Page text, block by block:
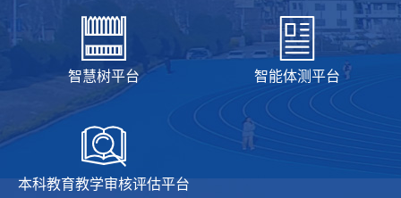
智慧树平台 智能体测平台
本科教育教学审核评估平台